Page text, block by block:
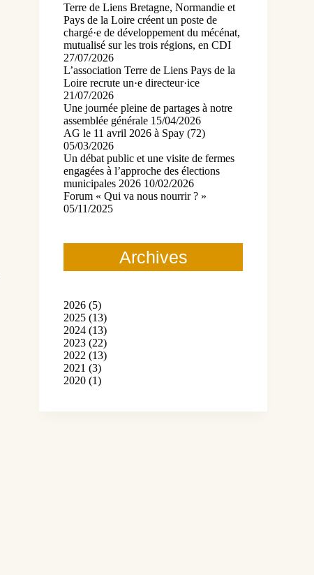
Terre de Liens Bretagne, Normandie et
Pays de la Loire créent un poste de
chargé·e de développement du mécénat,
mutualisé sur les trois régions, en CDI
27/07/2026
L’association Terre de Liens Pays de la
Loire recrute un·e directeur·ice
21/07/2026
Une journée pleine de partages à notre
assemblée générale 15/04/2026
AG le 11 avril 2026 à Spay (72)
05/03/2026
Un débat public et une visite de fermes
engagées à l’approche des élections
municipales 2026 10/02/2026
Forum « Qui va nous nourrir ? »
05/11/2025
Archives
2026 (5)
2025 (13)
2024 (13)
2023 (22)
2022 (13)
2021 (3)
2020 (1)